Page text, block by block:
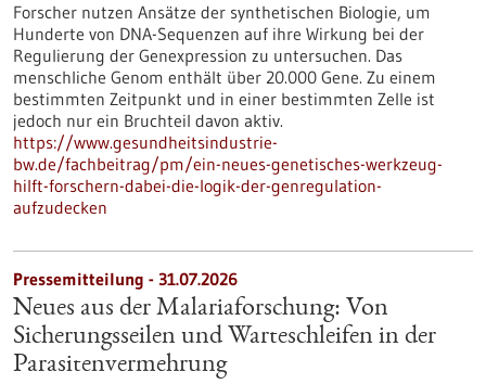
Forscher nutzen Ansätze der synthetischen Biologie, um
Hunderte von DNA-Sequenzen auf ihre Wirkung bei der
Regulierung der Genexpression zu untersuchen. Das
menschliche Genom enthält über 20.000 Gene. Zu einem
bestimmten Zeitpunkt und in einer bestimmten Zelle ist
jedoch nur ein Bruchteil davon aktiv.
https://www.gesundheitsindustrie-
bw.de/fachbeitrag/pm/ein-neues-genetisches-werkzeug-
hilft-forschern-dabei-die-logik-der-genregulation-
aufzudecken
Pressemitteilung - 31.07.2026
Neues aus der Malariaforschung: Von
Sicherungsseilen und Warteschleifen in der
Parasitenvermehrung